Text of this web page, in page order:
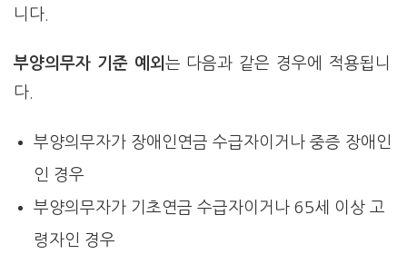
니다.
부양의무자 기준 예외 는 다음과 같은 경우에 적용됩니
다.
부양의무자가 장애인연금 수급자이거나 중증 장애인
인 경우
부양의무자가 기초연금 수급자이거나 65세 이상 고
령자인 경우